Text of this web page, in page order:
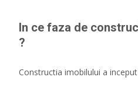
In ce faza de
?
Constructia imobilului a